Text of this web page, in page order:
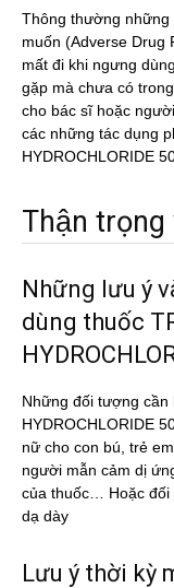
Thông thường những
muốn (Adverse Drug
mất đi khi ngưng
gặp mà chưa có
cho bác sĩ hoặc
các những tác dụng
HYDROCHLORIDE
Thận trọng
Những lưu ý
dùng thuốc
Những đối tượng cần
HYDROCHLORIDE
nữ cho con bú, trẻ
người mẫn cảm dị
của thuốc… Hoặc đối
dạ dày
Lưu ý thời kỳ